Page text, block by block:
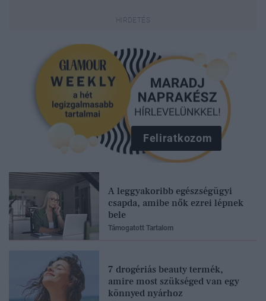
Feliratkozom
A leggyakoribb egészségügyi
csapda, amibe nők ezrei lépnek
bele
Támogatott Tartalom
7 drogériás beauty termék,
amire most szükséged van egy
könnyed nyárhoz